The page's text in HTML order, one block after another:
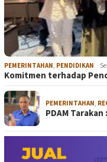
PEMERINTAHAN PENDIDIKAN
Komitmen terhadap
PEMERINTAHAN
PDAM